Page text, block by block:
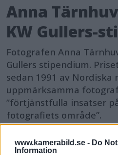
www.kamerabild.se - Do
Information
Anna
KW Gullers-
Fotografen Anna
Gullers stipendium.
sedan 1991 av Nordiska
uppmärksamma
”förtjänstfulla insatser
fotografiets område”.